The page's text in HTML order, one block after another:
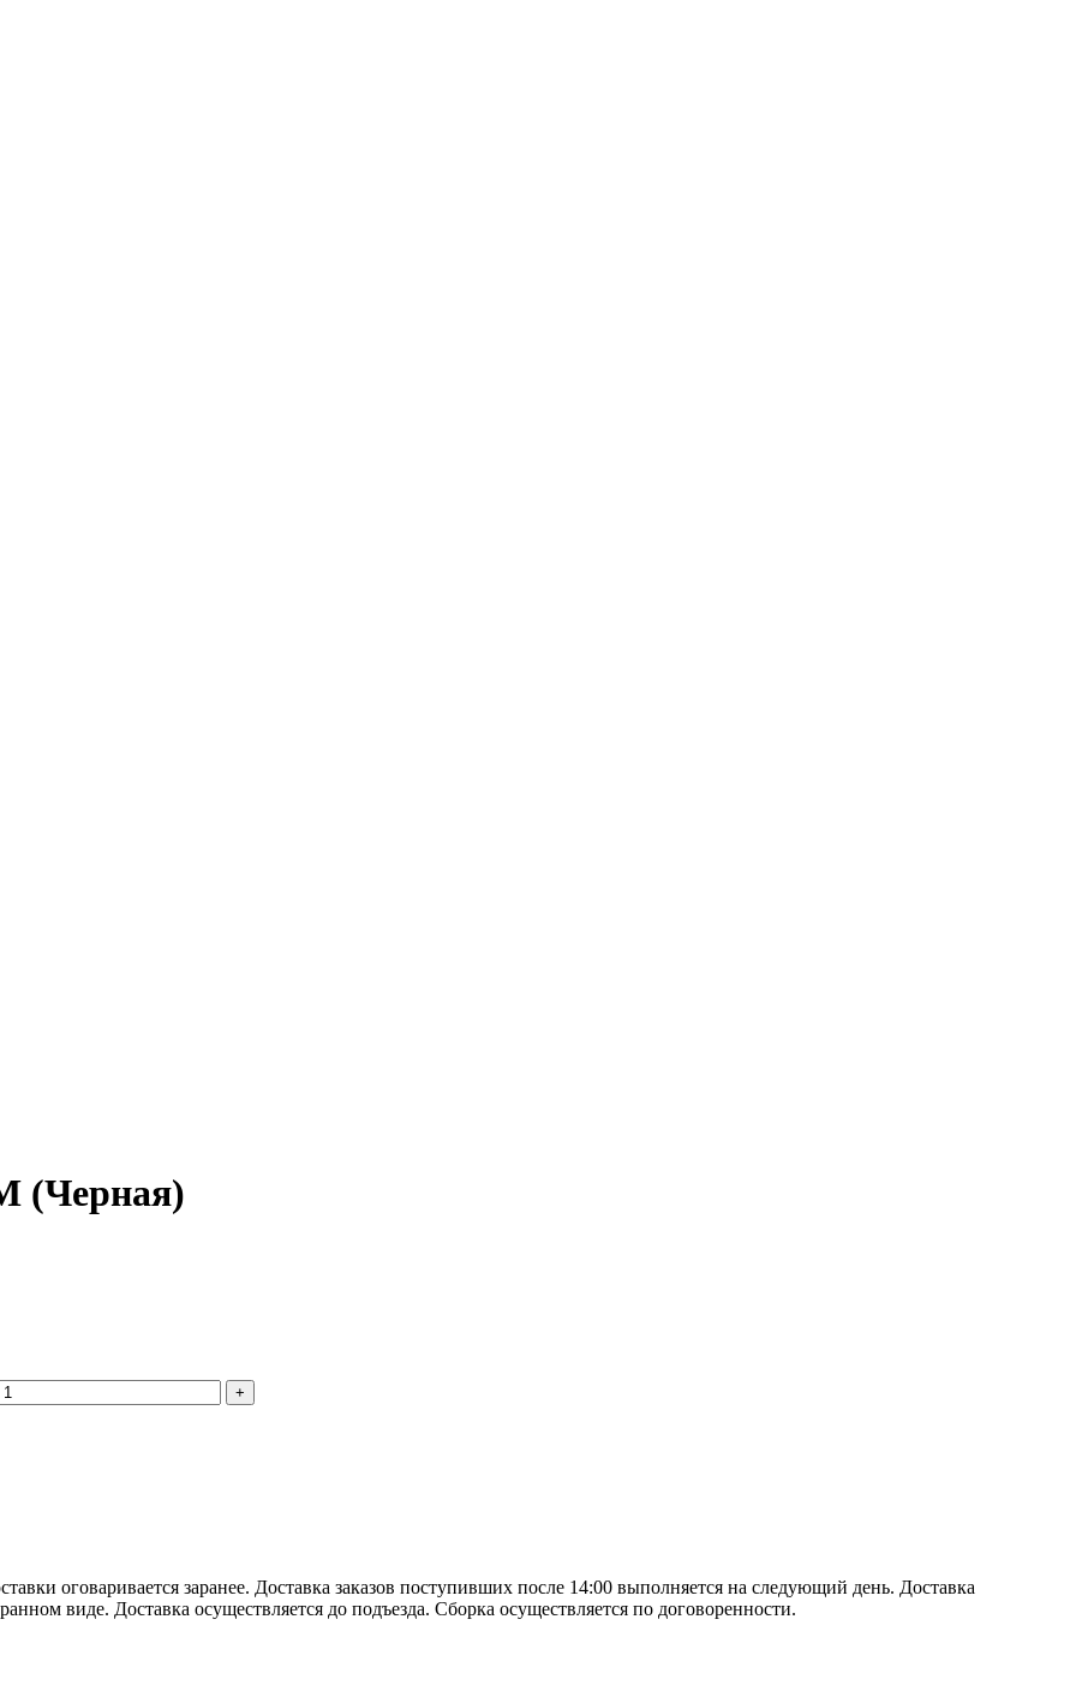
(Черная)
оговаривается заранее. Доставка заказов поступивших после 14:00 выполняется на следующий день. Доставка
виде. Доставка осуществляется до подъезда. Сборка осуществляется по договоренности.